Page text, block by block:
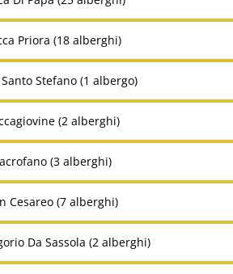
Priora (18 alberghi)
Santo Stefano (1 albergo)
(2 alberghi)
(3 alberghi)
Cesareo (7 alberghi)
Da Sassola (2 alberghi)